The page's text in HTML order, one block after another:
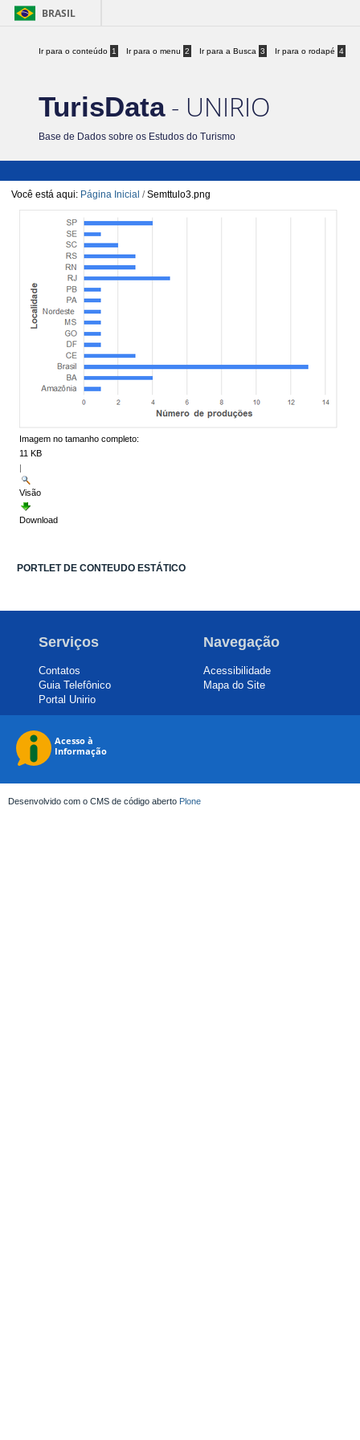
BRASIL
Ir para o conteúdo 1 Ir para o menu 2 Ir para a Busca 3 Ir para o rodapé 4
TurisData- UNIRIO
Base de Dados sobre os Estudos do Turismo
Você está aqui: Página Inicial /Semttulo3.png
Imagem no tamanho completo:
11 KB
|
Visão
Download
PORTLET DE CONTEUDO ESTÁTICO
Serviços
Contatos
Guia Telefônico
Portal Unirio
Navegação
Acessibilidade
Mapa do Site
Desenvolvido com o CMS de código aberto Plone